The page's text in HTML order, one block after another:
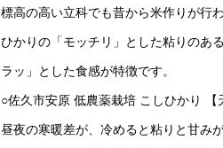
標高の高い立科でも昔から米作りが行
ひかりの「モッチリ」とした粘りのあ
ラッ」とした食感が特徴です。
○佐久市安原 低農薬栽培 こしひかり 【
昼夜の寒暖差が、冷めると粘りと甘み